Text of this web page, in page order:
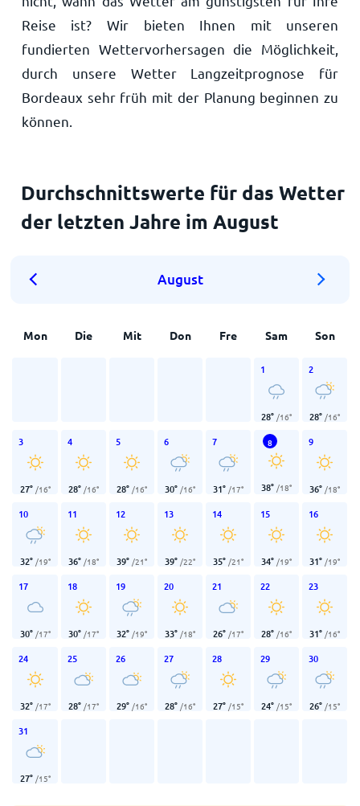
Reise ist? Wir bieten Ihnen mit unseren
fundierten Wettervorhersagen die Möglichkeit,
durch unsere Wetter Langzeitprognose für
Bordeaux sehr früh mit der Planung beginnen zu
können.
Durchschnittswerte für das Wetter
der letzten Jahre im August
August
Mon Die Mit Don Fre Sam Son
1
28° /16°
2
28° /16°
3
27° /16°
4
28° /16°
5
28° /16°
6
30° /16°
7
31° /17°
8
38° /18°
9
36° /18°
10
32° /19°
11
36° /18°
12
39° /21°
13
39° /22°
14
35° /21°
15
34° /19°
16
31° /19°
17
30° /17°
18
30° /17°
19
32° /19°
20
33° /18°
21
26° /17°
22
28° /16°
23
31° /16°
24
32° /17°
25
28° /17°
26
29° /16°
27
28° /16°
28
27° /15°
29
24° /15°
30
26° /15°
31
27° /15°